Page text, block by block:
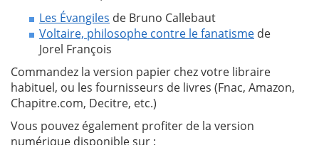
Les Évangiles de Bruno Callebaut
Voltaire, philosophe contre le fanatisme de
Jorel François
Commandez la version papier chez votre libraire
habituel, ou les fournisseurs de livres (Fnac, Amazon,
Chapitre.com, Decitre, etc.)
Vous pouvez également profiter de la version
numérique disponible sur :